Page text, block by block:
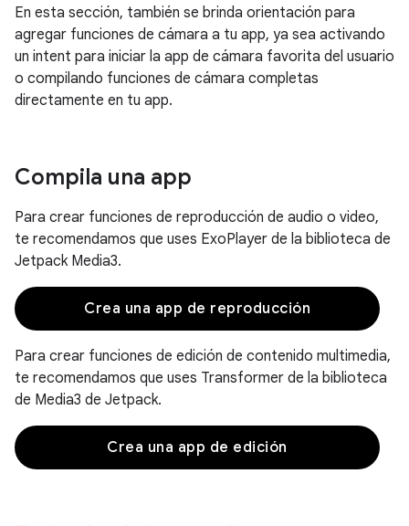
En esta sección, también se brinda orientación para
agregar funciones de cámara a tu app, ya sea activando
un intent para iniciar la app de cámara favorita del usuario
o compilando funciones de cámara completas
directamente en tu app.
Compila una app
Para crear funciones de reproducción de audio o video,
te recomendamos que uses ExoPlayer de la biblioteca de
Jetpack Media3.
Crea una app de reproducción
Para crear funciones de edición de contenido multimedia,
te recomendamos que uses Transformer de la biblioteca
de Media3 de Jetpack.
Crea una app de edición